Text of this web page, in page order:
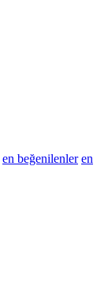
en beğenilenler en